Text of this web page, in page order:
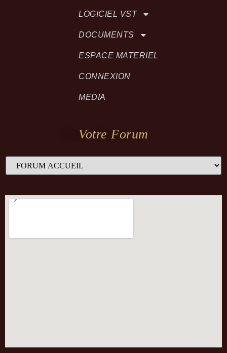
LOGICIEL VST
DOCUMENTS
ESPACE MATERIEL
CONNEXION
MEDIA
Votre Forum